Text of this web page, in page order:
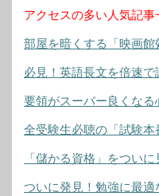
アクセスの多い人気記事
部屋を暗くする「映画館
必見！英語長文を倍速で
要領がスーパー良くなる
全受験生必聴の「試験本
「儲かる資格」をつい
ついに発見！勉強に最適